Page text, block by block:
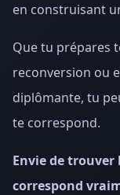
en construisant
Que tu prépares
reconversion ou
diplômante, tu
te correspond.
Envie de
correspond